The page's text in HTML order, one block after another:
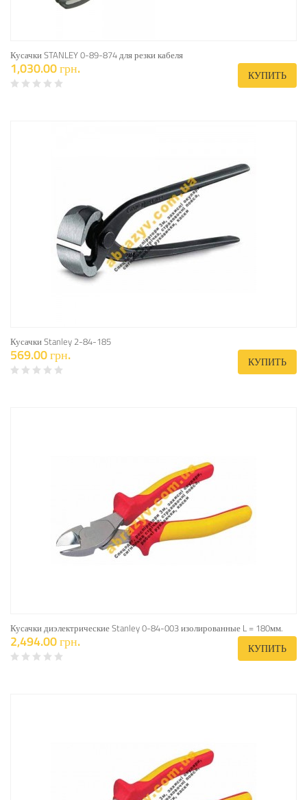
Кусачки STANLEY 0-89-874 для резки кабеля
1,030.00 грн. КУПИТЬ
Кусачки Stanley 2-84-185
569.00 грн. КУПИТЬ
Кусачки диэлектрические Stanley 0-84-003 изолированные L = 180мм.
2,494.00 грн. КУПИТЬ